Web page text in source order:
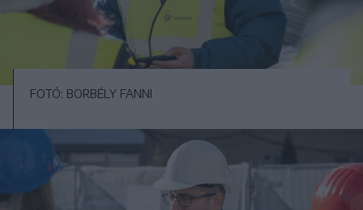
FOTÓ: BORBÉLY FANNI